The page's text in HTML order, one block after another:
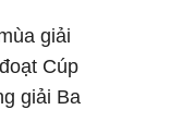
giải
Cúp
giải Ba